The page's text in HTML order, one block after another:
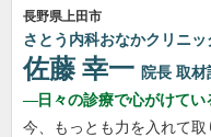
長野県上田市
さとう内科おなかクリニッ
佐藤 幸一 院長 取材
日々の診療で心がけてい
今、もっとも力を入れて取